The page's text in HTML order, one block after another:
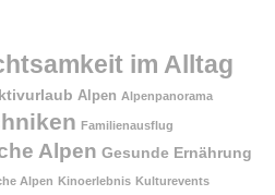
im Alltag
Alpen Alpenpanorama
Familienausflug
Alpen Gesunde Ernährung
Alpen Kinoerlebnis Kulturevents